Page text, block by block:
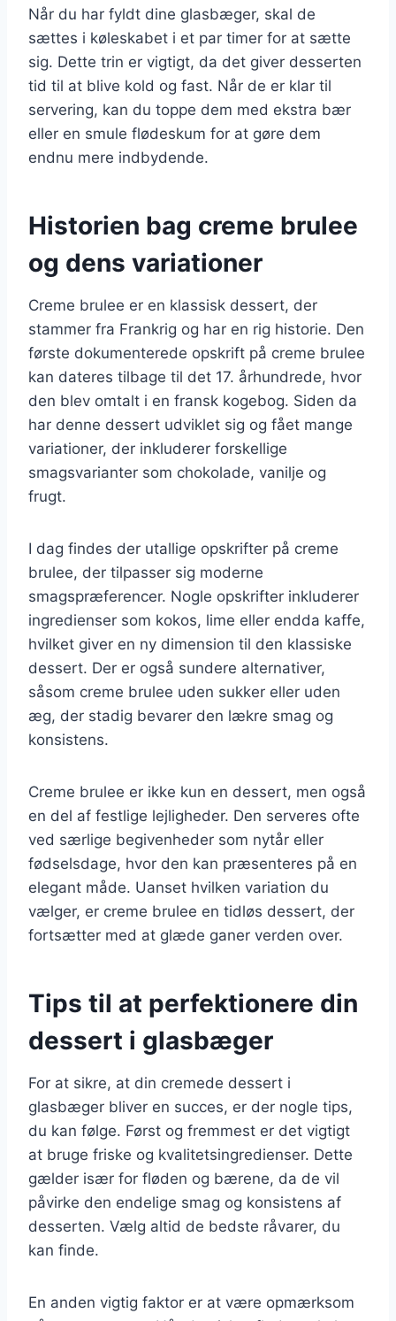
Når du har fyldt dine glasbæger, skal de
sættes i køleskabet i et par timer for at sætte
sig. Dette trin er vigtigt, da det giver desserten
tid til at blive kold og fast. Når de er klar til
servering, kan du toppe dem med ekstra bær
eller en smule flødeskum for at gøre dem
endnu mere indbydende.
Historien bag creme brulee
og dens variationer
Creme brulee er en klassisk dessert, der
stammer fra Frankrig og har en rig historie. Den
første dokumenterede opskrift på creme brulee
kan dateres tilbage til det 17. århundrede, hvor
den blev omtalt i en fransk kogebog. Siden da
har denne dessert udviklet sig og fået mange
variationer, der inkluderer forskellige
smagsvarianter som chokolade, vanilje og
frugt.
I dag findes der utallige opskrifter på creme
brulee, der tilpasser sig moderne
smagspræferencer. Nogle opskrifter inkluderer
ingredienser som kokos, lime eller endda kaffe,
hvilket giver en ny dimension til den klassiske
dessert. Der er også sundere alternativer,
såsom creme brulee uden sukker eller uden
æg, der stadig bevarer den lækre smag og
konsistens.
Creme brulee er ikke kun en dessert, men også
en del af festlige lejligheder. Den serveres ofte
ved særlige begivenheder som nytår eller
fødselsdage, hvor den kan præsenteres på en
elegant måde. Uanset hvilken variation du
vælger, er creme brulee en tidløs dessert, der
fortsætter med at glæde ganer verden over.
Tips til at perfektionere din
dessert i glasbæger
For at sikre, at din cremede dessert i
glasbæger bliver en succes, er der nogle tips,
du kan følge. Først og fremmest er det vigtigt
at bruge friske og kvalitetsingredienser. Dette
gælder især for fløden og bærene, da de vil
påvirke den endelige smag og konsistens af
desserten. Vælg altid de bedste råvarer, du
kan finde.
En anden vigtig faktor er at være opmærksom